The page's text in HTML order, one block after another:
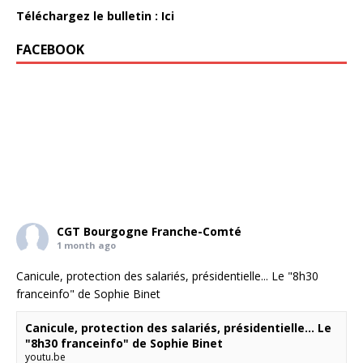
Téléchargez le bulletin : Ici
FACEBOOK
CGT Bourgogne Franche-Comté
1 month ago
Canicule, protection des salariés, présidentielle... Le "8h30
franceinfo" de Sophie Binet
Canicule, protection des salariés, présidentielle... Le
"8h30 franceinfo" de Sophie Binet
youtu.be